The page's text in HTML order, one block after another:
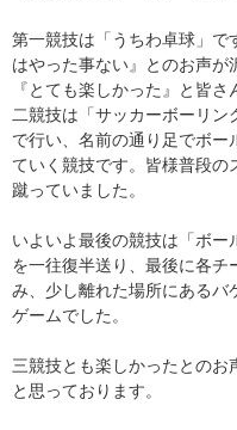
第一競技は「うちわ卓球」で
はやった事ない』とのお声が
『とても楽しかった』と皆
二競技は「サッカーボーリ
で行い、名前の通り足でボー
ていく競技です。皆様普段の
蹴っていました。
いよいよ最後の競技は「ボ
を一往復半送り、最後に各
み、少し離れた場所にあるバ
ゲームでした。
三競技とも楽しかったとの
と思っております。